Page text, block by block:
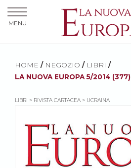
HOME / NEGOZIO / LIBRI /
LA NUOVA EUROPA 5/2014 (377)
LIBRI > RIVISTA CARTACEA > UCRAINA
MENU